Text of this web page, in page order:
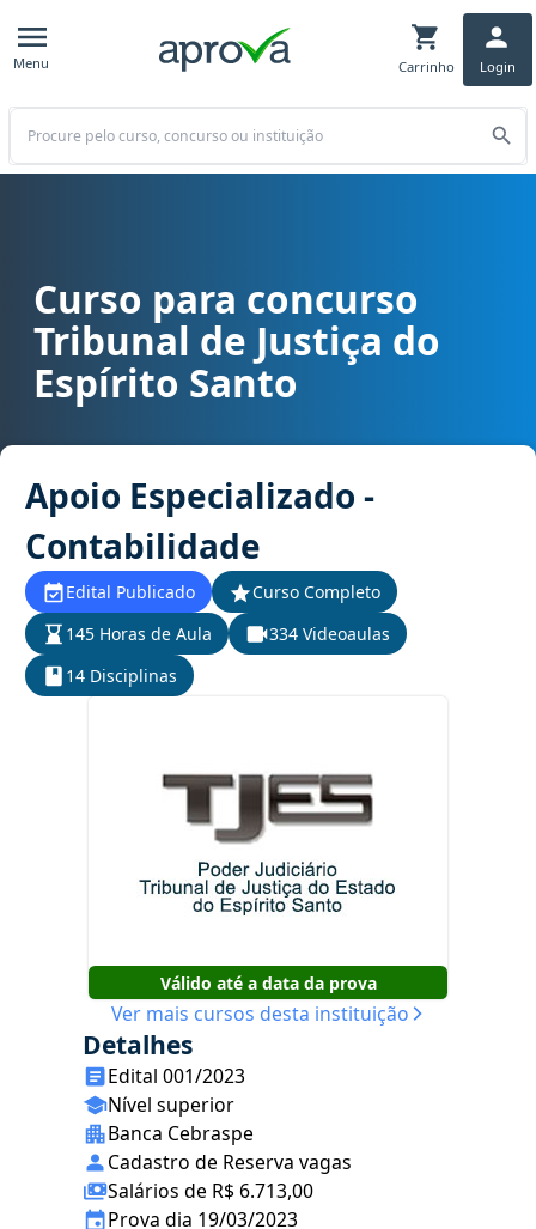
Menu Carrinho Login
Buscar
Curso para concurso TJ ES - Tribunal de Justiça do Espírito Santo
Curso para concurso
Tribunal de Justiça do
Espírito Santo
Apoio Especializado -
Contabilidade
Edital Publicado
Curso Completo
145 Horas de Aula
334 Videoaulas
14 Disciplinas
Válido até a data da prova
Ver mais cursos desta instituição
Detalhes
Edital 001/2023
Nível superior
Banca Cebraspe
Cadastro de Reserva vagas
Salários de R$ 6.713,00
Prova dia 19/03/2023